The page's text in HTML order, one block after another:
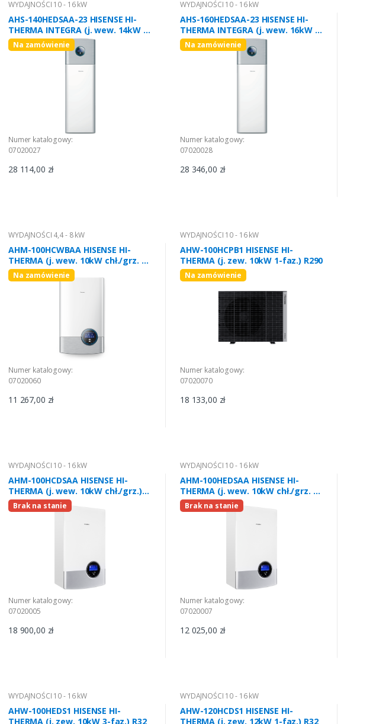
WYDAJNOŚCI 10 - 16 kW
AHS-140HEDSAA-23 HISENSE HI-
THERMA INTEGRA (j. wew. 14kW 3-
faz.) R32
Na zamówienie
Numer katalogowy:
07020027
28 114,00 zł
WYDAJNOŚCI 10 - 16 kW
AHS-160HEDSAA-23 HISENSE HI-
THERMA INTEGRA (j. wew. 16kW 3-
faz.) R32
Na zamówienie
Numer katalogowy:
07020028
28 346,00 zł
WYDAJNOŚCI 4,4 - 8 kW
AHM-100HCWBAA HISENSE HI-
THERMA (j. wew. 10kW chł./grz. 1-
faz.) R290
Na zamówienie
Numer katalogowy:
07020060
11 267,00 zł
WYDAJNOŚCI 10 - 16 kW
AHW-100HCPB1 HISENSE HI-
THERMA (j. zew. 10kW 1-faz.) R290
Na zamówienie
Numer katalogowy:
07020070
18 133,00 zł
WYDAJNOŚCI 10 - 16 kW
AHM-100HCDSAA HISENSE HI-
THERMA (j. wew. 10kW chł./grz.)
R32
Brak na stanie
Numer katalogowy:
07020005
18 900,00 zł
WYDAJNOŚCI 10 - 16 kW
AHM-100HEDSAA HISENSE HI-
THERMA (j. wew. 10kW chł./grz. 3-
faz.) R32
Brak na stanie
Numer katalogowy:
07020007
12 025,00 zł
WYDAJNOŚCI 10 - 16 kW
AHW-100HEDS1 HISENSE HI-
THERMA (j. zew. 10kW 3-faz.) R32
WYDAJNOŚCI 10 - 16 kW
AHW-120HCDS1 HISENSE HI-
THERMA (j. zew. 12kW 1-faz.) R32